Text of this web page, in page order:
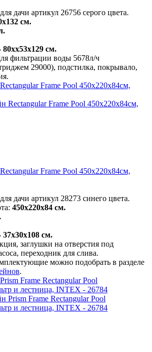
дачи артикул 26756 серого цвета.
см.
80хх53х129 см.
фильтрации воды 5678л/ч
29000), подстилка, покрывало,
Frame Pool 450х220х84см,
Frame Pool 450х220х84см,
дачи артикул 28273 синего цвета.
450х220х84 см.
37х30х108 см.
заглушки на отверстия под
переходник для слива.
можно подобрать в разделе
.
Frame Rectangular Pool
и лестница, INTEX - 26784